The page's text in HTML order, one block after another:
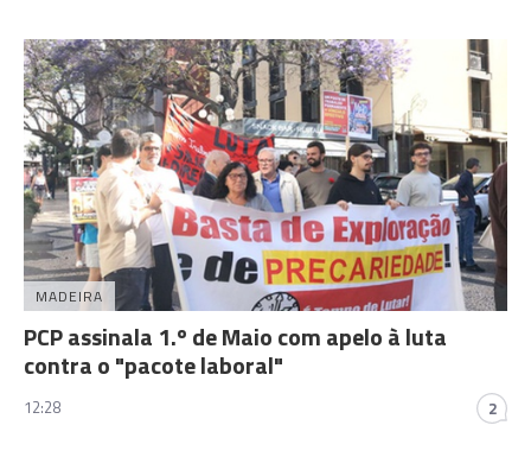
MADEIRA
PCP assinala 1.º de Maio com apelo à luta
contra o "pacote laboral"
12:28 2